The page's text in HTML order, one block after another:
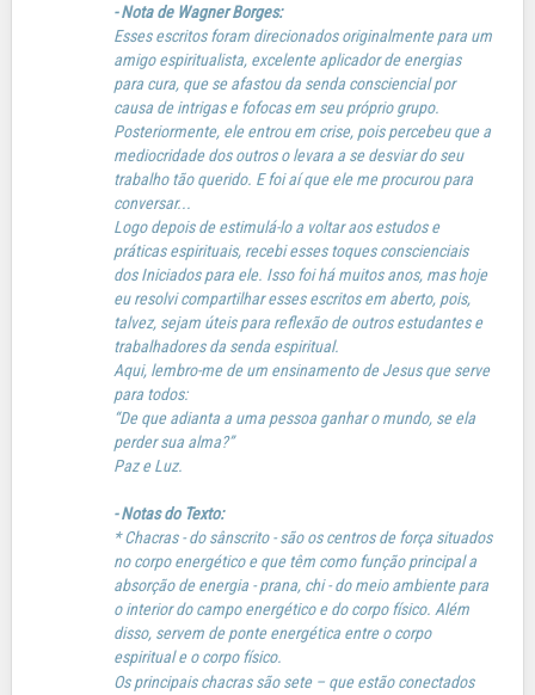
- Nota de Wagner Borges:
Esses escritos foram direcionados originalmente para um
amigo espiritualista, excelente aplicador de energias
para cura, que se afastou da senda consciencial por
causa de intrigas e fofocas em seu próprio grupo.
Posteriormente, ele entrou em crise, pois percebeu que a
mediocridade dos outros o levara a se desviar do seu
trabalho tão querido. E foi aí que ele me procurou para
conversar...
Logo depois de estimulá-lo a voltar aos estudos e
práticas espirituais, recebi esses toques conscienciais
dos Iniciados para ele. Isso foi há muitos anos, mas hoje
eu resolvi compartilhar esses escritos em aberto, pois,
talvez, sejam úteis para reflexão de outros estudantes e
trabalhadores da senda espiritual.
Aqui, lembro-me de um ensinamento de Jesus que serve
para todos:
“De que adianta a uma pessoa ganhar o mundo, se ela
perder sua alma?”
Paz e Luz.
- Notas do Texto:
* Chacras - do sânscrito - são os centros de força situados
no corpo energético e que têm como função principal a
absorção de energia - prana, chi - do meio ambiente para
o interior do campo energético e do corpo físico. Além
disso, servem de ponte energética entre o corpo
espiritual e o corpo físico.
Os principais chacras são sete – que estão conectados